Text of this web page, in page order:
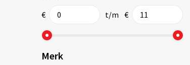
€ t/m €
Merk